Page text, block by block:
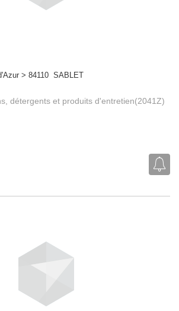
> 84110 SABLET
détergents et produits d'entretien(2041Z)